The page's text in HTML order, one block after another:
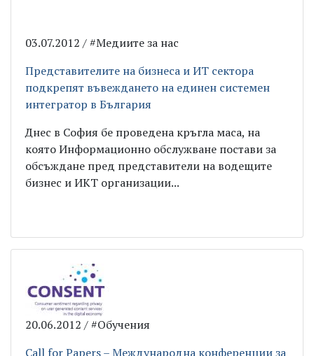
03.07.2012 / #Медиите за нас
Представителите на бизнеса и ИТ сектора
подкрепят въвеждането на единен системен
интегратор в България
Днес в София бе проведена кръгла маса, на
която Информационно обслужване постави за
обсъждане пред представители на водещите
бизнес и ИКТ организации...
20.06.2012 / #Обучения
Call for Papers – Международна конференции за